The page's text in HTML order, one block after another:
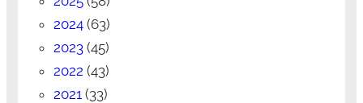
2024(63)
2023(45)
2022 (43)
2021 (33)